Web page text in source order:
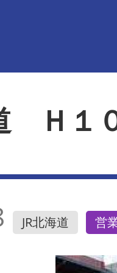
Ｈ
JR北海道 営